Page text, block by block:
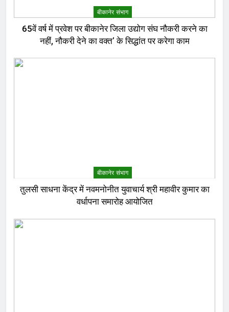
बीकानेर संभाग
65वें वर्ष में प्रवेश पर बीकानेर जिला उद्योग संघ नौकरी करने का
नहीं, नौकरी देने का वक्त’ के सिद्धांत पर करेगा काम
बीकानेर संभाग
तुलसी साधना केंद्र में नवमनोनीत युवाचार्य श्री महावीर कुमार का
वर्धापना समारोह आयोजित